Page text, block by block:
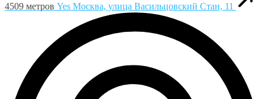
4509 метров Yes Москва, улица Васильцовский Стан, 11